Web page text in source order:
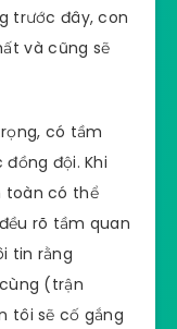
trước đây, con
và cũng sẽ
có tầm
đội. Khi
toàn có thể
rõ tầm quan
tin rằng
(trận
tôi sẽ cố gắng